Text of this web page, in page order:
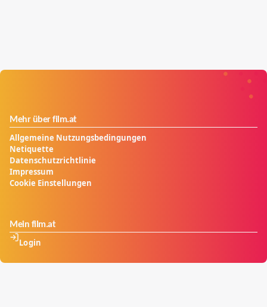
Mehr über film.at
Allgemeine Nutzungsbedingungen
Netiquette
Datenschutzrichtlinie
Impressum
Cookie Einstellungen
Mein film.at
Login